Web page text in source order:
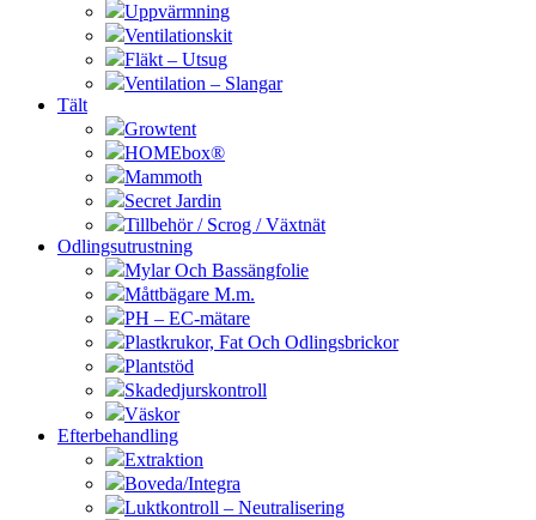
Uppvärmning
Ventilationskit
Fläkt – Utsug
Ventilation – Slangar
Tält
Growtent
HOMEbox®
Mammoth
Secret Jardin
Tillbehör / Scrog / Växtnät
Odlingsutrustning
Mylar Och Bassängfolie
Måttbägare M.m.
PH – EC-mätare
Plastkrukor, Fat Och Odlingsbrickor
Plantstöd
Skadedjurskontroll
Väskor
Efterbehandling
Extraktion
Boveda/Integra
Luktkontroll – Neutralisering